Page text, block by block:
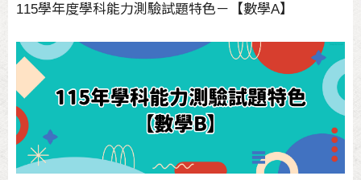
115學年度學科能力測驗試題特色－【數學A】